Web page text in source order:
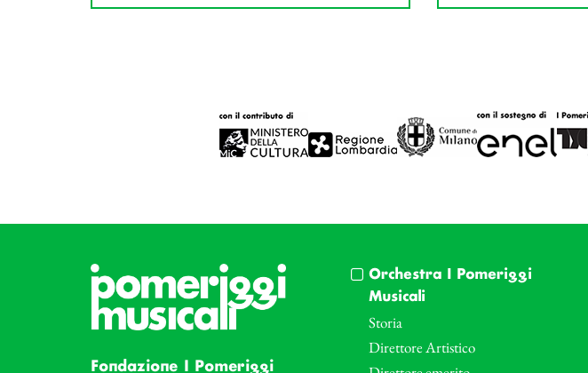
Fondazione I Pomeriggi
Orchestra I Pomeriggi
Musicali
Storia
Direttore Artistico